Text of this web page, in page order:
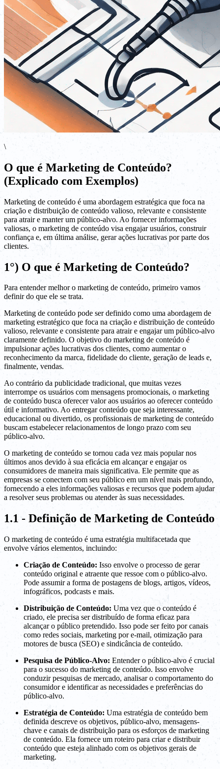
\
O que é Marketing de Conteúdo?
(Explicado com Exemplos)
Marketing de conteúdo é uma abordagem estratégica que foca na
criação e distribuição de conteúdo valioso, relevante e consistente
para atrair e manter um público-alvo. Ao fornecer informações
valiosas, o marketing de conteúdo visa engajar usuários, construir
confiança e, em última análise, gerar ações lucrativas por parte dos
clientes.
1°) O que é Marketing de Conteúdo?
Para entender melhor o marketing de conteúdo, primeiro vamos
definir do que ele se trata.
Marketing de conteúdo pode ser definido como uma abordagem de
marketing estratégico que foca na criação e distribuição de conteúdo
valioso, relevante e consistente para atrair e engajar um público-alvo
claramente definido. O objetivo do marketing de conteúdo é
impulsionar ações lucrativas dos clientes, como aumentar o
reconhecimento da marca, fidelidade do cliente, geração de leads e,
finalmente, vendas.
Ao contrário da publicidade tradicional, que muitas vezes
interrompe os usuários com mensagens promocionais, o marketing
de conteúdo busca oferecer valor aos usuários ao oferecer conteúdo
útil e informativo. Ao entregar conteúdo que seja interessante,
educacional ou divertido, os profissionais de marketing de conteúdo
buscam estabelecer relacionamentos de longo prazo com seu
público-alvo.
O marketing de conteúdo se tornou cada vez mais popular nos
últimos anos devido à sua eficácia em alcançar e engajar os
consumidores de maneira mais significativa. Ele permite que as
empresas se conectem com seu público em um nível mais profundo,
fornecendo a eles informações valiosas e recursos que podem ajudar
a resolver seus problemas ou atender às suas necessidades.
1.1 - Definição de Marketing de Conteúdo
O marketing de conteúdo é uma estratégia multifacetada que
envolve vários elementos, incluindo:
Criação de Conteúdo: Isso envolve o processo de gerar
conteúdo original e atraente que ressoe com o público-alvo.
Pode assumir a forma de postagens de blogs, artigos, vídeos,
infográficos, podcasts e mais.
Distribuição de Conteúdo: Uma vez que o conteúdo é
criado, ele precisa ser distribuído de forma eficaz para
alcançar o público pretendido. Isso pode ser feito por canais
como redes sociais, marketing por e-mail, otimização para
motores de busca (SEO) e sindicância de conteúdo.
Pesquisa de Público-Alvo: Entender o público-alvo é crucial
para o sucesso do marketing de conteúdo. Isso envolve
conduzir pesquisas de mercado, analisar o comportamento do
consumidor e identificar as necessidades e preferências do
público-alvo.
Estratégia de Conteúdo: Uma estratégia de conteúdo bem
definida descreve os objetivos, público-alvo, mensagens-
chave e canais de distribuição para os esforços de marketing
de conteúdo. Ela fornece um roteiro para criar e distribuir
conteúdo que esteja alinhado com os objetivos gerais de
marketing.